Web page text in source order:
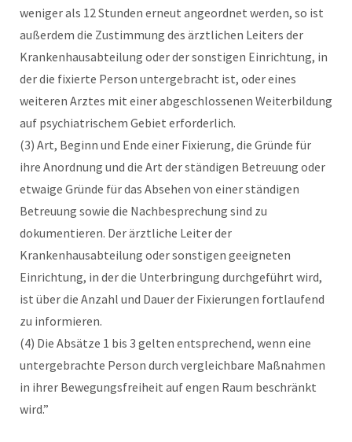
weniger als 12 Stunden erneut angeordnet werden, so ist
außerdem die Zustimmung des ärztlichen Leiters der
Krankenhausabteilung oder der sonstigen Einrichtung, in
der die fixierte Person untergebracht ist, oder eines
weiteren Arztes mit einer abgeschlossenen Weiterbildung
auf psychiatrischem Gebiet erforderlich.
(3) Art, Beginn und Ende einer Fixierung, die Gründe für
ihre Anordnung und die Art der ständigen Betreuung oder
etwaige Gründe für das Absehen von einer ständigen
Betreuung sowie die Nachbesprechung sind zu
dokumentieren. Der ärztliche Leiter der
Krankenhausabteilung oder sonstigen geeigneten
Einrichtung, in der die Unterbringung durchgeführt wird,
ist über die Anzahl und Dauer der Fixierungen fortlaufend
zu informieren.
(4) Die Absätze 1 bis 3 gelten entsprechend, wenn eine
untergebrachte Person durch vergleichbare Maßnahmen
in ihrer Bewegungsfreiheit auf engen Raum beschränkt
wird.”